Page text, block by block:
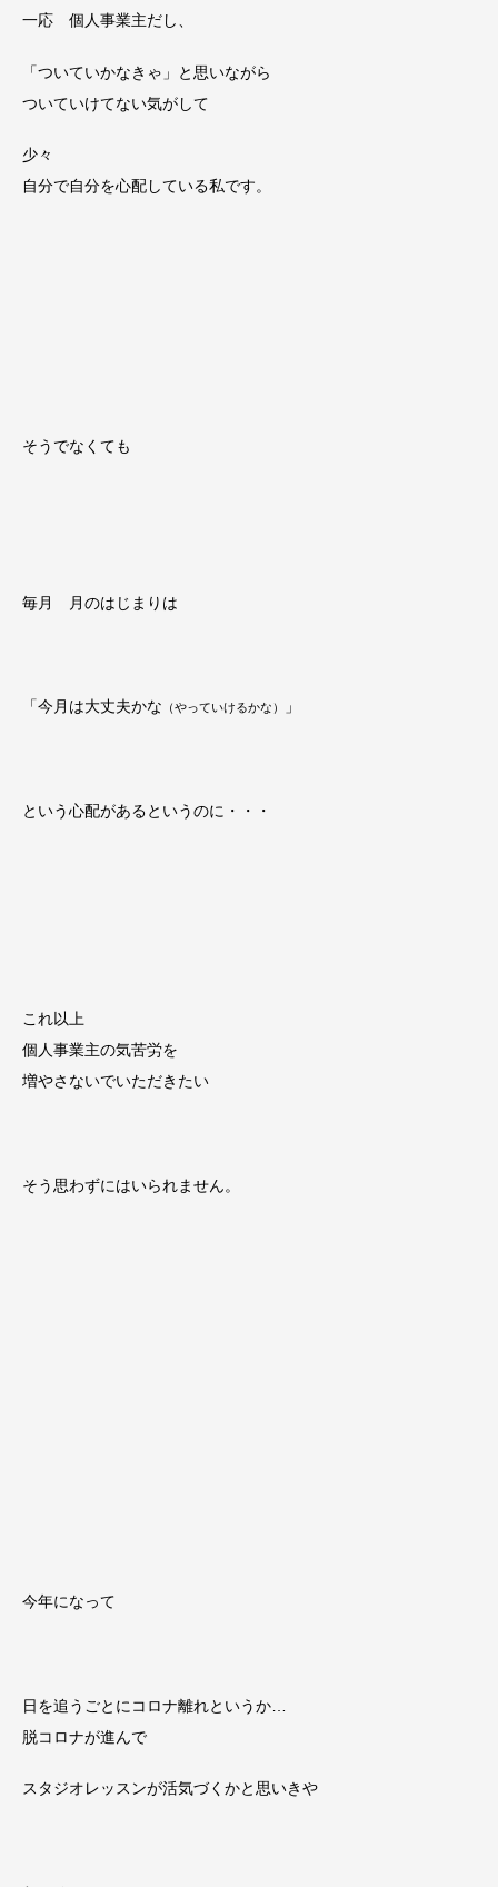
一応 個人事業主だし、
「ついていかなきゃ」と思いながら
ついていけてない気がして
少々
自分で自分を心配している私です。
そうでなくても
毎月 月のはじまりは
「今月は大丈夫かな （やっていけるかな） 」
という心配があるというのに・・・
これ以上
個人事業主の気苦労を
増やさないでいただきたい
そう思わずにはいられません。
今年になって
日を追うごとにコロナ離れというか…
脱コロナが進んで
スタジオレッスンが活気づくかと思いきや